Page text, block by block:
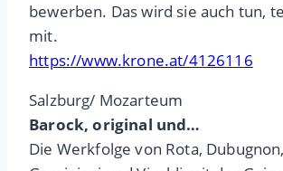
bewerben. Das wird sie auch tun,
mit.
https://www.krone.at/4126116
Salzburg/ Mozarteum
Barock, original und…
Die Werkfolge von Rota,